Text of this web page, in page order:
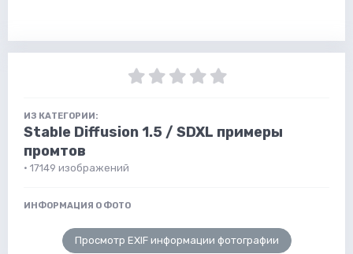
ИЗ КАТЕГОРИИ:
Stable Diffusion 1.5 / SDXL примеры
промтов
· 17149 изображений
ИНФОРМАЦИЯ О ФОТО
Просмотр EXIF информации фотографии